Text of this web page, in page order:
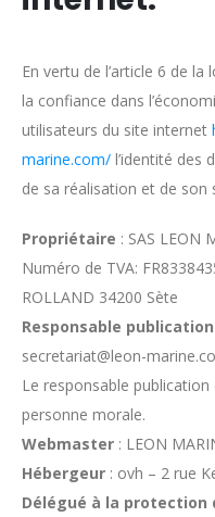
En vertu de l’article 6 de
la confiance dans
utilisateurs du site internet
marine.com/ l’identité des
de sa réalisation et de son
Propriétaire : SAS LEON
Numéro de TVA:
ROLLAND 34200 Sète
Responsable publication
secretariat@leon-
Le responsable
personne morale.
Webmaster : LEON
Hébergeur : ovh – 2 rue
Délégué à la protection